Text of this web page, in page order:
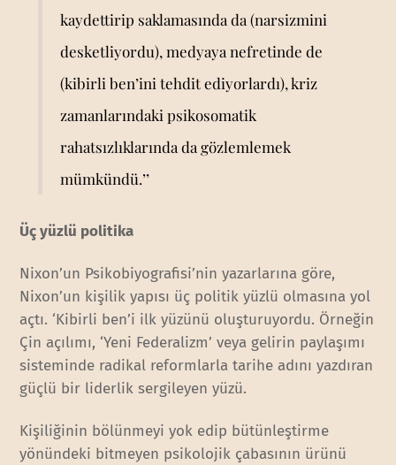
kaydettirip saklamasında da (narsizmini
desketliyordu), medyaya nefretinde de
(kibirli ben’ini tehdit ediyorlardı), kriz
zamanlarındaki psikosomatik
rahatsızlıklarında da gözlemlemek
mümkündü.’’
Üç yüzlü politika
Nixon’un Psikobiyografisi’nin yazarlarına göre,
Nixon’un kişilik yapısı üç politik yüzlü olmasına yol
açtı. ‘Kibirli ben’i ilk yüzünü oluşturuyordu. Örneğin
Çin açılımı, ‘Yeni Federalizm’ veya gelirin paylaşımı
sisteminde radikal reformlarla tarihe adını yazdıran
güçlü bir liderlik sergileyen yüzü.
Kişiliğinin bölünmeyi yok edip bütünleştirme
yönündeki bitmeyen psikolojik çabasının ürünü